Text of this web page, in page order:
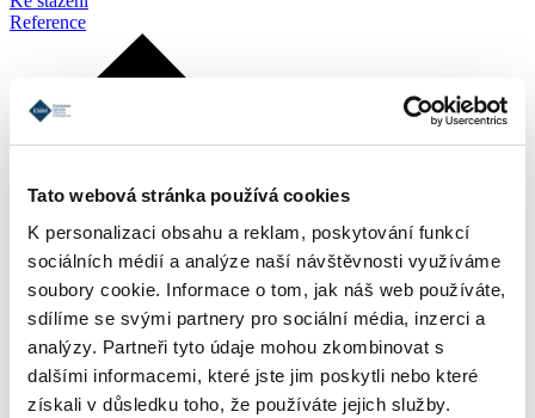
Tato webová stránka používá cookies
K personalizaci obsahu a reklam, poskytování funkcí
sociálních médií a analýze naší návštěvnosti využíváme
soubory cookie. Informace o tom, jak náš web používáte,
sdílíme se svými partnery pro sociální média, inzerci a
analýzy. Partneři tyto údaje mohou zkombinovat s
dalšími informacemi, které jste jim poskytli nebo které
získali v důsledku toho, že používáte jejich služby.
Reference